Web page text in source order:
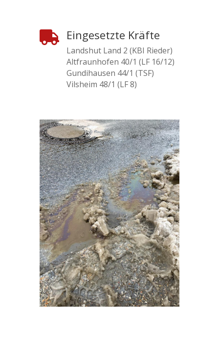
 Eingesetzte Kräfte
Landshut Land 2 (KBI Rieder)
Altfraunhofen 40/1 (LF 16/12)
Gundihausen 44/1 (TSF)
Vilsheim 48/1 (LF 8)